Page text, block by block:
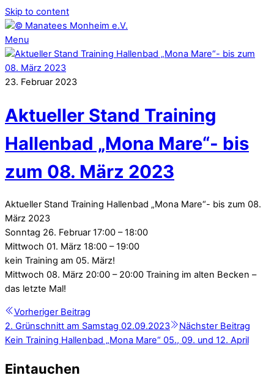
Skip to content
Menu
23. Februar 2023
Aktueller Stand Training
Hallenbad „Mona Mare“- bis
zum 08. März 2023
Aktueller Stand Training Hallenbad „Mona Mare“- bis zum 08.
März 2023
Sonntag 26. Februar 17:00 – 18:00
Mittwoch 01. März 18:00 – 19:00
kein Training am 05. März!
Mittwoch 08. März 20:00 – 20:00 Training im alten Becken –
das letzte Mal!
Vorheriger Beitrag
2. Grünschnitt am Samstag 02.09.2023
Nächster Beitrag
Kein Training Hallenbad „Mona Mare“ 05., 09. und 12. April
Eintauchen